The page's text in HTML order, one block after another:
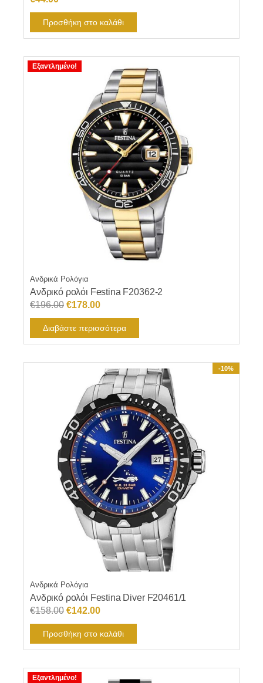
Προσθήκη στο καλάθι
Εξαντλημένο!
Ανδρικά Ρολόγια
Ανδρικό ρολόι Festina F20362-2
€196.00 Original
price
was:
€196.00.
€178.00Η
τρέχουσα
τιμή
είναι:
€178.00.
Διαβάστε περισσότερα
-10%
Ανδρικά Ρολόγια
Ανδρικό ρολόι Festina Diver F20461/1
€158.00 Original
price
was:
€158.00.
€142.00Η
τρέχουσα
τιμή
είναι:
€142.00.
Προσθήκη στο καλάθι
Εξαντλημένο!